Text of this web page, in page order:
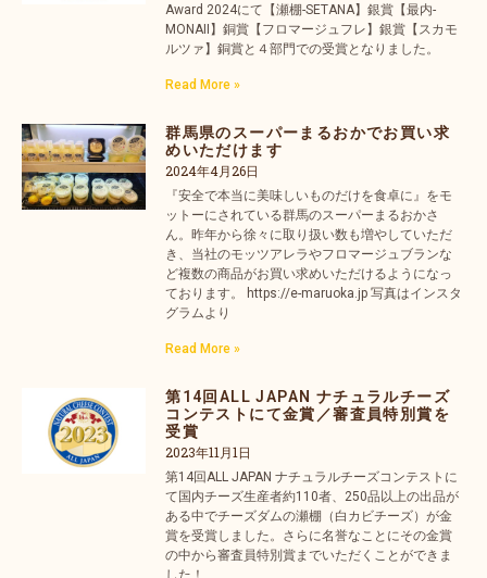
Award 2024にて【瀬棚-SETANA】銀賞【最内-
MONAII】銅賞【フロマージュフレ】銀賞【スカモ
ルツァ】銅賞と４部門での受賞となりました。
Read More »
群馬県のスーパーまるおかでお買い求
めいただけます
2024年4月26日
『安全で本当に美味しいものだけを食卓に』をモ
ットーにされている群馬のスーパーまるおかさ
ん。昨年から徐々に取り扱い数も増やしていただ
き、当社のモッツアレラやフロマージュブランな
ど複数の商品がお買い求めいただけるようになっ
ております。 https://e-maruoka.jp 写真はインスタ
グラムより
Read More »
第14回ALL JAPAN ナチュラルチーズ
コンテストにて金賞／審査員特別賞を
受賞
2023年11月1日
第14回ALL JAPAN ナチュラルチーズコンテストに
て国内チーズ生産者約110者、250品以上の出品が
ある中でチーズダムの瀬棚（白カビチーズ）が金
賞を受賞しました。さらに名誉なことにその金賞
の中から審査員特別賞までいただくことができま
した！